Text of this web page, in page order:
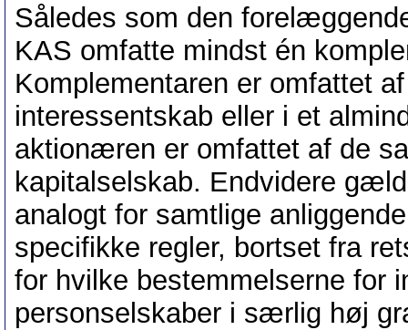
Således som den
KAS omfatte mindst én
Komplementaren er omfattet
interessentskab eller i et
aktionæren er omfattet af de
kapitalselskab. Endvidere
analogt for samtlige
specifikke regler, bortset fra
for hvilke bestemmelserne for
personselskaber i særlig høj